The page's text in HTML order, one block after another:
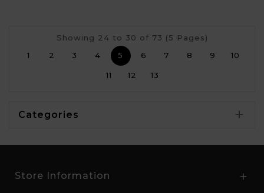
Showing 24 to 30 of 73 (5 Pages)
1
2 3 4 5 6 7 8 9 10
11 12 13
Categories 
Store Information 